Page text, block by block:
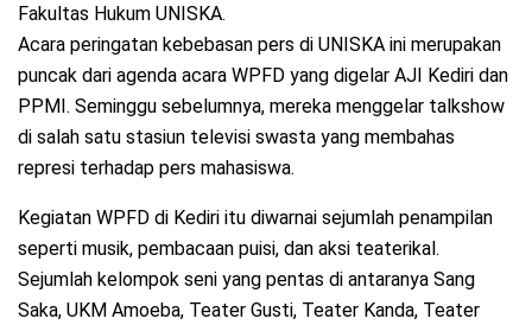
Fakultas Hukum UNISKA.
Acara peringatan kebebasan pers di UNISKA ini merupakan
puncak dari agenda acara WPFD yang digelar AJI Kediri dan
PPMI. Seminggu sebelumnya, mereka menggelar talkshow
di salah satu stasiun televisi swasta yang membahas
represi terhadap pers mahasiswa.
Kegiatan WPFD di Kediri itu diwarnai sejumlah penampilan
seperti musik, pembacaan puisi, dan aksi teaterikal.
Sejumlah kelompok seni yang pentas di antaranya Sang
Saka, UKM Amoeba, Teater Gusti, Teater Kanda, Teater